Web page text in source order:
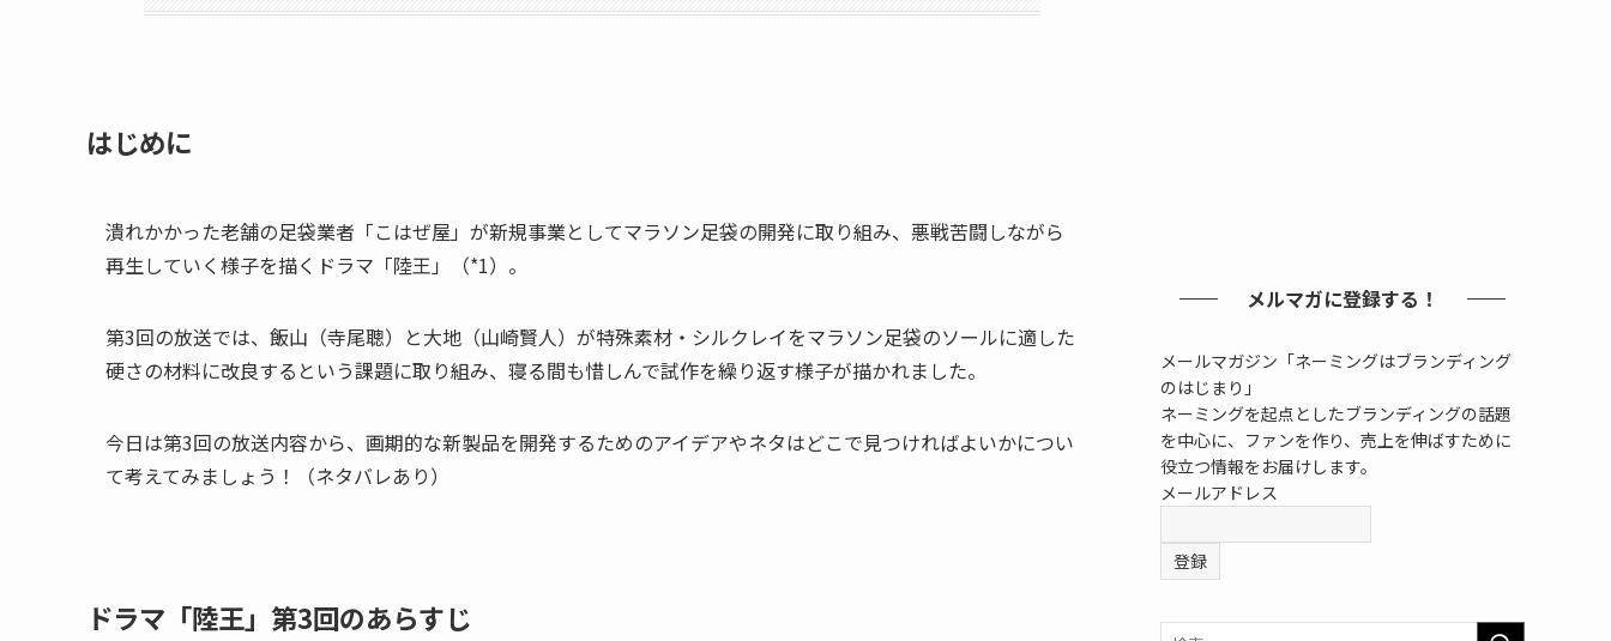
はじめに
潰れかかった老舗の足袋業者「こはぜ屋」が新規事業としてマラソン足袋の開発に取り組み、悪戦苦闘しながら
再生していく様子を描くドラマ「陸王」（*1）。
第3回の放送では、飯山（寺尾聰）と大地（山崎賢人）が特殊素材・シルクレイをマラソン足袋のソールに適した
硬さの材料に改良するという課題に取り組み、寝る間も惜しんで試作を繰り返す様子が描かれました。
今日は第3回の放送内容から、画期的な新製品を開発するためのアイデアやネタはどこで見つければよいかについ
て考えてみましょう！（ネタバレあり）
ドラマ「陸王」第3回のあらすじ
メルマガに登録する！
メールマガジン「ネーミングはブランディング
のはじまり」
ネーミングを起点としたブランディングの話題
を中心に、ファンを作り、売上を伸ばすために
役立つ情報をお届けします。
メールアドレス